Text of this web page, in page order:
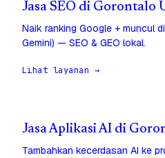
Jasa SEO di Gorontalo
Naik ranking Google + muncul
Gemini) — SEO & GEO lokal.
Lihat layanan →
Jasa Aplikasi AI di
Tambahkan kecerdasan AI ke